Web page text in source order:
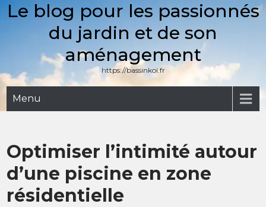
SkipLe blog pour les passionnés
du jardin et de son
aménagement
https://bassinkoi.fr
Menu
Optimiser l’intimité autour
d’une piscine en zone
résidentielle